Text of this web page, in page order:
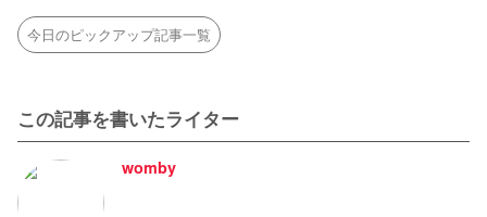
今日のピックアップ記事一覧
この記事を書いたライター
womby